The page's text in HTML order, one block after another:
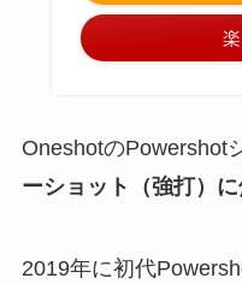
OneshotのPowershot
ーショット（強打）
2019年に初代